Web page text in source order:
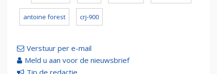
antoine forest crj-900
Verstuur per e-mail
Meld u aan voor de nieuwsbrief